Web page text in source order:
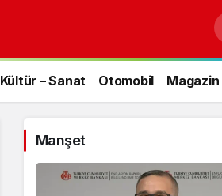
Kültür – Sanat Otomobil Magazin
Manşet